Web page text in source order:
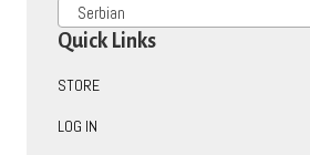
Serbian
Quick Links
STORE
LOG IN